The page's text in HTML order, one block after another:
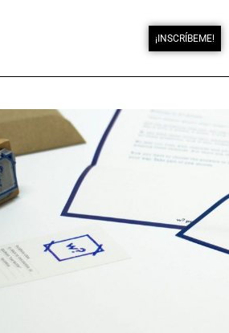
¡INSCRÍBEME!